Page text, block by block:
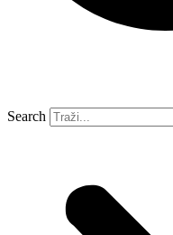
Search